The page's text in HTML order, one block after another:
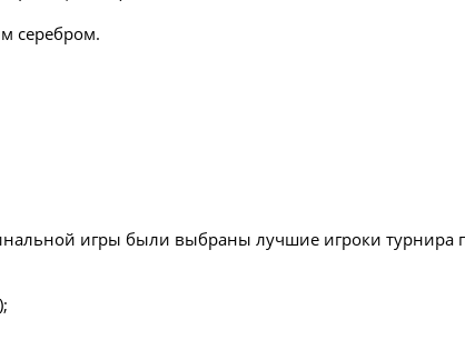
серебром.
игры были выбраны лучшие игроки турнира